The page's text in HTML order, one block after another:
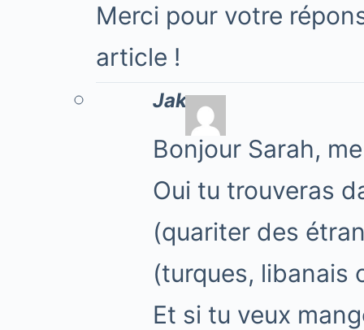
Merci pour votre
article !
Jake
Bonjour Sarah,
Oui tu trouveras
(quariter des
(turques, libanais
Et si tu veux